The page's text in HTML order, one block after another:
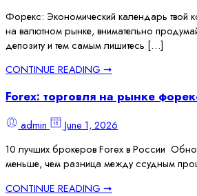
Форекс: Экономический календарь твой
на валютном рынке, внимательно
депозиту и тем самым лишитесь […]
CONTINUE READING ➞
Forex: торговля на рынке
admin
June 1, 2026
10 лучших брокеров Forex в России
меньше, чем разница между ссудным
CONTINUE READING ➞